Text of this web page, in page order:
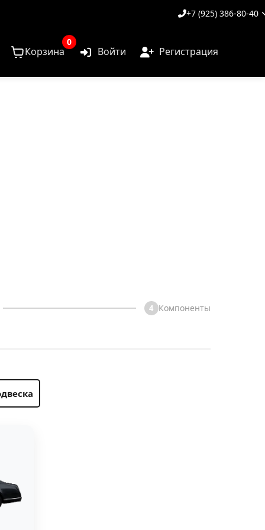
+7 (925) 386-80-40
Корзина
0
Войти Регистрация
4 Компоненты